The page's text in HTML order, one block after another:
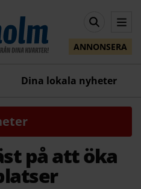
ANNONSERA
Dina lokala nyheter
på att öka